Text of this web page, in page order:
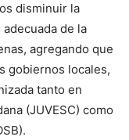
disminuir la
de la
agregando que
gobiernos locales,
tanto en
(JUVESC) como